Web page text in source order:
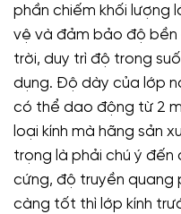
phần chiếm khối lượng
vệ và đảm bảo độ
trời, duy trì độ trong
dụng. Độ dày của lớp
có thể dao động từ 2
loại kính mà hãng sản
trọng là phải chú ý
cứng, độ truyền quang
càng tốt thì lớp kính